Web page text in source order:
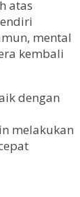
atas
mental
kembali
dengan
melakukan